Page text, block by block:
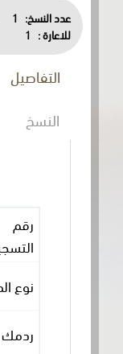
عدد النسخ: 1 عدد
للاعارة :
1
التفاصيل
التسجيلة
نوع المادة